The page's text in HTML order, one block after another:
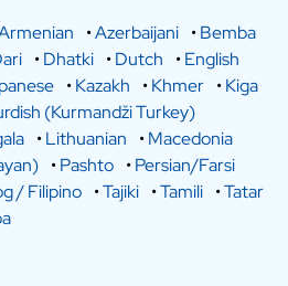
•Azerbaijani •Bemba
•Dhatki •Dutch •English
•Kazakh •Khmer •Kiga
(Kurmandži Turkey)
•Lithuanian •Macedonia
•Pashto •Persian/Farsi
/ Filipino •Tajiki •Tamili •Tatar